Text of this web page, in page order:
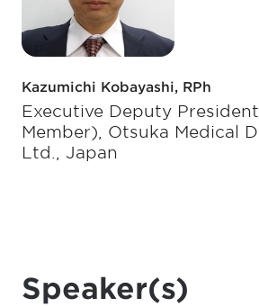
Kazumichi Kobayashi, RPh
Executive Deputy
Member), Otsuka Medical
Ltd., Japan
Speaker(s)